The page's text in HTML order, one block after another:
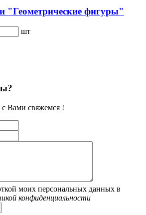
"Геометрические фигуры"
шт
с Вами свяжемся !
моих персональных данных в
конфиденциальности